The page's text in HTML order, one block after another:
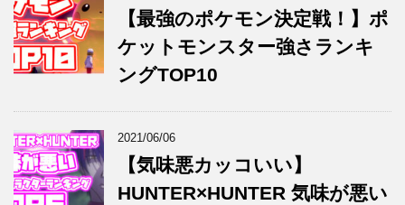
【最強のポケモン決定戦！】ポ
ケットモンスター強さランキ
ングTOP10
2021/06/06
【気味悪カッコいい】
HUNTER×HUNTER 気味が悪い